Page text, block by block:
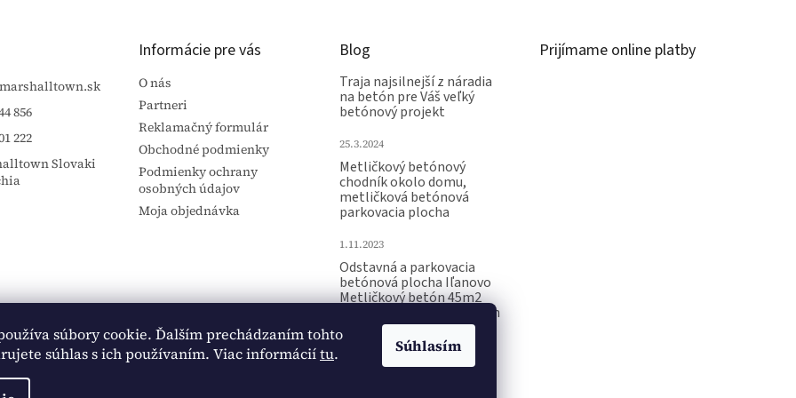
súbory cookie. Ďalším prechádzaním tohto
súhlas s ich používaním. Viac informáciítu. Súhlasím
marshalltown.sk
856
222
Slovaki
Informácie pre vás
O nás
Partneri
Reklamačný formulár
Obchodné podmienky
Podmienky ochrany
osobných údajov
Moja objednávka
Blog
Traja najsilnejší z náradia
na betón pre Váš veľký
betónový projekt
25.3.2024
Metličkový betónový
chodník okolo domu,
metličková betónová
parkovacia plocha
1.11.2023
Odstavná a parkovacia
betónová plocha Iľanovo
Metličkový betón 45m2
Raznica pečiatka na betón
15.10.2023
Prijímame online platby